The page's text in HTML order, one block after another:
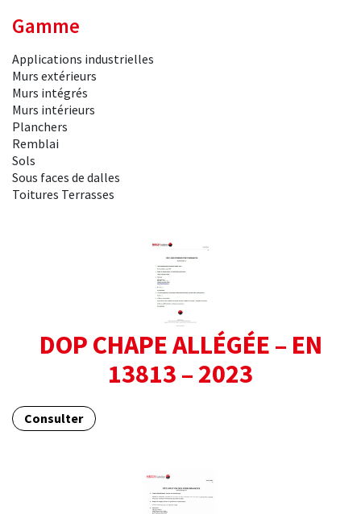
Gamme
Applications industrielles
Murs extérieurs
Murs intégrés
Murs intérieurs
Planchers
Remblai
Sols
Sous faces de dalles
Toitures Terrasses
DOP CHAPE ALLÉGÉE – EN
13813 – 2023
Consulter